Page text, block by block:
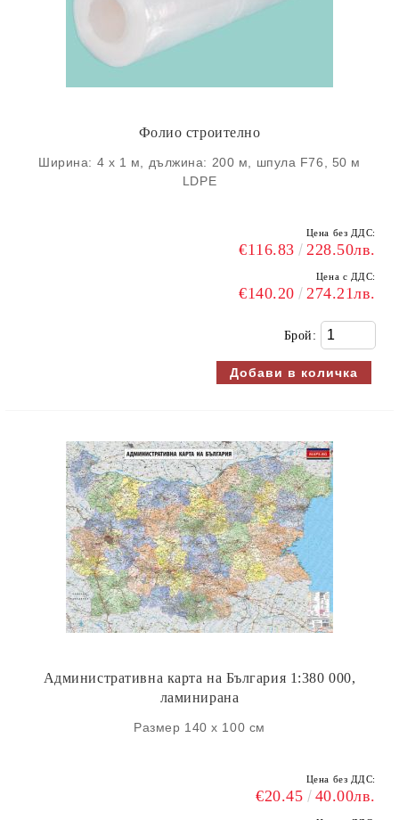
Фолио строително
Ширина: 4 х 1 м, дължина: 200 м, шпула F76, 50 м
LDPE
Цена без ДДС:
€116.83 228.50лв.
Цена с ДДС:
€140.20 274.21лв.
Брой:
Административна карта на България 1:380 000,
ламинирана
Размер 140 x 100 см
Цена без ДДС:
€20.45 40.00лв.